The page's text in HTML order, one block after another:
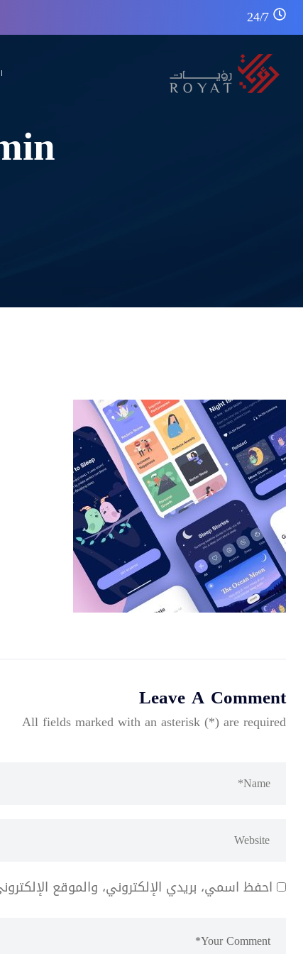
24/7
Leave A Comment
All fields marked with an asterisk (*) are required
احفظ اسمي، بريدي الإلكتروني، والموقع